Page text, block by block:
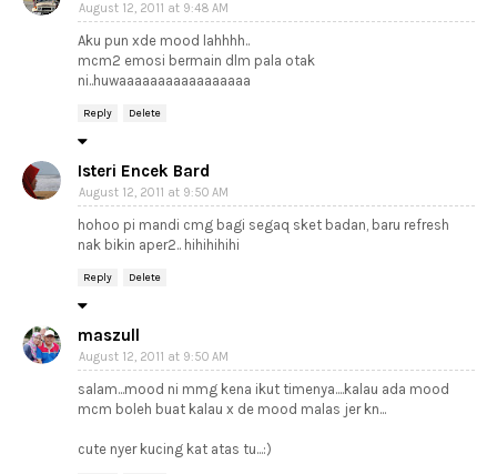
August 12, 2011 at 9:48 AM
Aku pun xde mood lahhhh..
mcm2 emosi bermain dlm pala otak
ni..huwaaaaaaaaaaaaaaaaa
Reply Delete
Isteri Encek Bard
August 12, 2011 at 9:50 AM
hohoo pi mandi cmg bagi segaq sket badan, baru refresh
nak bikin aper2.. hihihihihi
Reply Delete
maszull
August 12, 2011 at 9:50 AM
salam...mood ni mmg kena ikut timenya....kalau ada mood
mcm boleh buat kalau x de mood malas jer kn...
cute nyer kucing kat atas tu...:)